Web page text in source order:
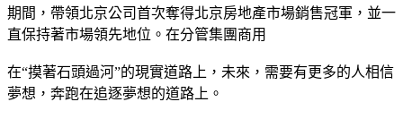
期間，帶領北京公司首次奪得北京房地產市場銷售冠軍，並一
直保持著市場領先地位。在分管集團商用
在“摸著石頭過河”的現實道路上，未來，需要有更多的人相信
夢想，奔跑在追逐夢想的道路上。